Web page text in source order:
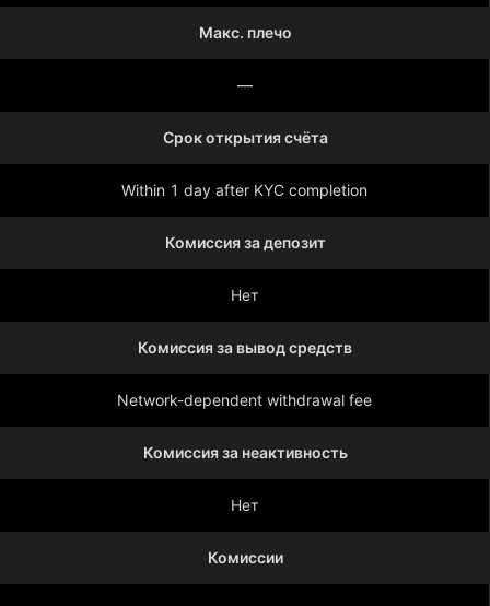
Макс. плечо
—
Срок открытия счёта
Within 1 day after KYC completion
Комиссия за депозит
Нет
Комиссия за вывод средств
Network-dependent withdrawal fee
Комиссия за неактивность
Нет
Комиссии